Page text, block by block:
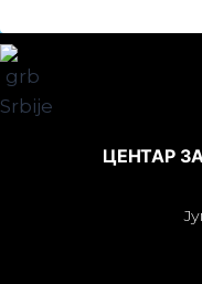
ЦЕНТАР